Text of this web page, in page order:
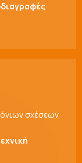
σχέσεων